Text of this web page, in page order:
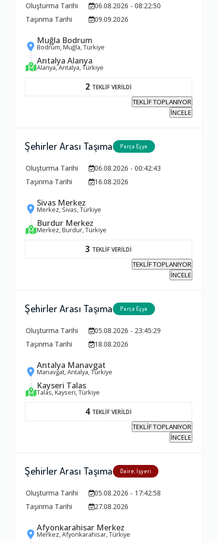
Oluşturma Tarihi
06.08.2026 - 08:22:50
Taşınma Tarihi
09.09.2026
Muğla Bodrum
Bodrum, Muğla, Türkiye
Antalya Alanya
Alanya, Antalya, Türkiye
2 TEKLİF VERİLDİ
TEKLİF TOPLANIYOR
İNCELE
Şehirler Arası Taşıma Parça Eşya
Oluşturma Tarihi
06.08.2026 - 00:42:43
Taşınma Tarihi
16.08.2026
Sivas Merkez
Merkez, Sivas, Türkiye
Burdur Merkez
Merkez, Burdur, Türkiye
3 TEKLİF VERİLDİ
TEKLİF TOPLANIYOR
İNCELE
Şehirler Arası Taşıma Parça Eşya
Oluşturma Tarihi
05.08.2026 - 23:45:29
Taşınma Tarihi
18.08.2026
Antalya Manavgat
Manavgat, Antalya, Türkiye
Kayseri Talas
Talas, Kayseri, Türkiye
4 TEKLİF VERİLDİ
TEKLİF TOPLANIYOR
İNCELE
Şehirler Arası Taşıma Daire, İşyeri
Oluşturma Tarihi
05.08.2026 - 17:42:58
Taşınma Tarihi
27.08.2026
Afyonkarahisar Merkez
Merkez, Afyonkarahisar, Türkiye
Firma Çalışanları
Fiyatlandırma Dengesi